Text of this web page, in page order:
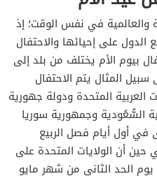
والعالمية في نفس الوقت؛ إذ
على إحيائها والاحتفال
بيوم الأم يختلف من بلد إلى
المثال يتم الاحتفال
العربية المتحدة ودولة جهورية
السُّعُودية وجمهورية سوريا
في أول أيام فصل الربيع
في حين أن الولايات المتحدة على
الحد الثاني من شهر مايو